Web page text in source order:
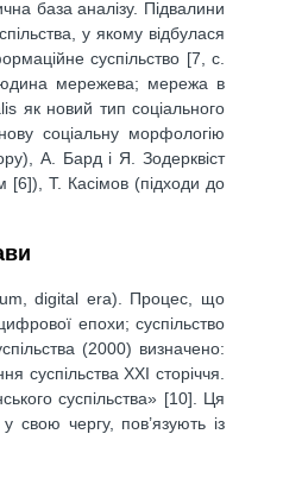
база аналізу. Підвалини
у якому відбулася
суспільство [7, c.
мережева; мережа в
як новий тип соціального
соціальну морфологію
А. Бард і Я. Зодерквіст
[6]), Т. Касімов (підходи до
digital era). Процес, що
епохи; суспільство
(2000) визначено:
суспільства ХХІ сторіччя.
суспільства» [10]. Ця
свою чергу, пов’язують із